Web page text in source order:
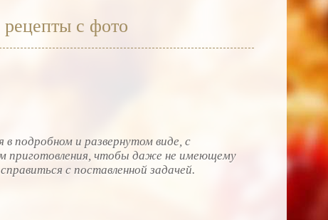
с фото
подробном и развернутом виде, с
приготовления, чтобы даже не имеющему
с поставленной задачей.